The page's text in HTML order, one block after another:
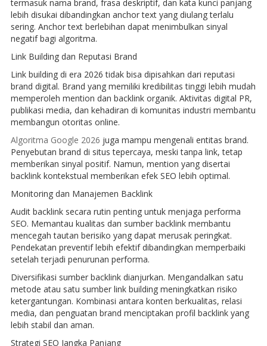
termasuk nama brand, frasa deskriptif, dan kata kunci panjang
lebih disukai dibandingkan anchor text yang diulang terlalu
sering. Anchor text berlebihan dapat menimbulkan sinyal
negatif bagi algoritma.
Link Building dan Reputasi Brand
Link building di era 2026 tidak bisa dipisahkan dari reputasi
brand digital. Brand yang memiliki kredibilitas tinggi lebih mudah
memperoleh mention dan backlink organik. Aktivitas digital PR,
publikasi media, dan kehadiran di komunitas industri membantu
membangun otoritas online.
Algoritma Google 2026 juga mampu mengenali entitas brand.
Penyebutan brand di situs tepercaya, meski tanpa link, tetap
memberikan sinyal positif. Namun, mention yang disertai
backlink kontekstual memberikan efek SEO lebih optimal.
Monitoring dan Manajemen Backlink
Audit backlink secara rutin penting untuk menjaga performa
SEO. Memantau kualitas dan sumber backlink membantu
mencegah tautan berisiko yang dapat merusak peringkat.
Pendekatan preventif lebih efektif dibandingkan memperbaiki
setelah terjadi penurunan performa.
Diversifikasi sumber backlink dianjurkan. Mengandalkan satu
metode atau satu sumber link building meningkatkan risiko
ketergantungan. Kombinasi antara konten berkualitas, relasi
media, dan penguatan brand menciptakan profil backlink yang
lebih stabil dan aman.
Strategi SEO Jangka Panjang